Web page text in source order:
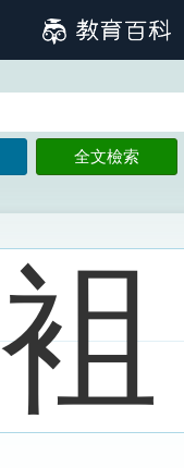
筆畫索引圖示
全文檢索
袓